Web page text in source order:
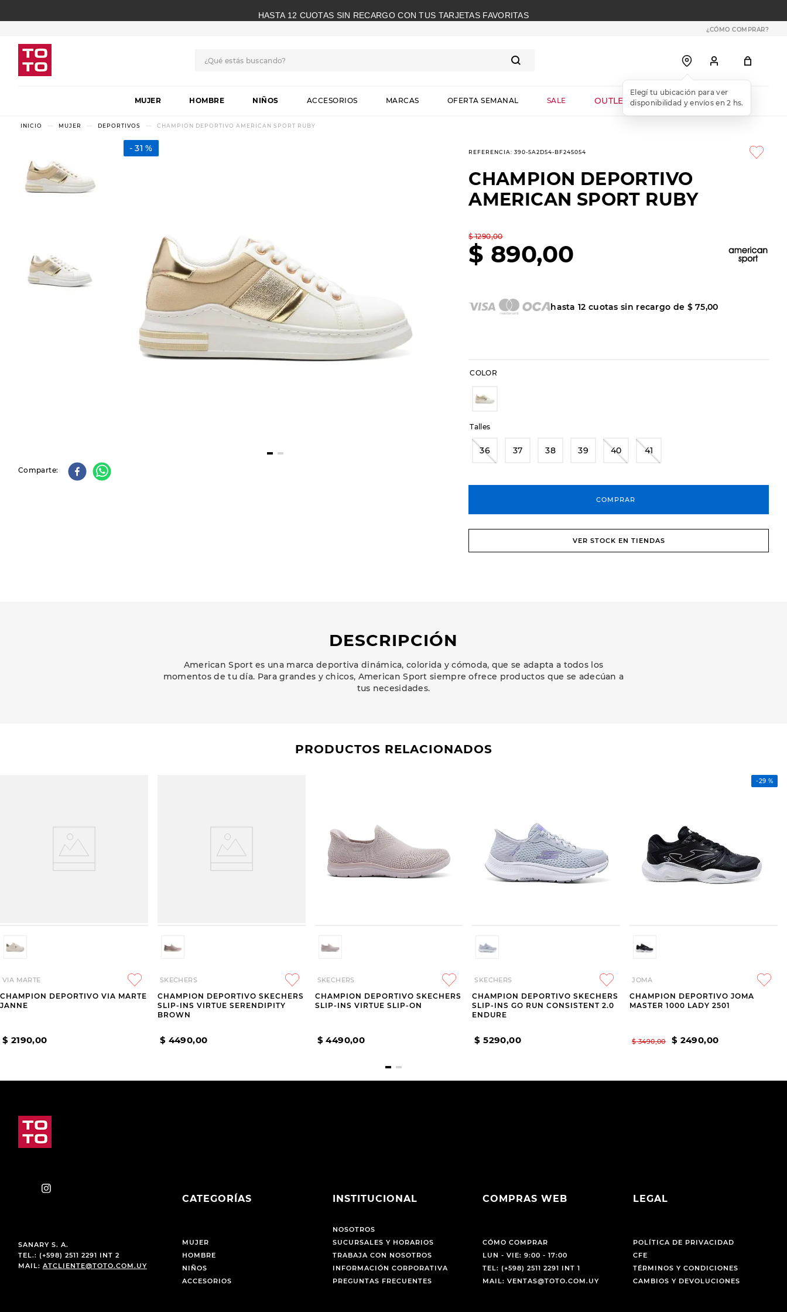
HASTA 12 CUOTAS SIN RECARGO CON TUS TARJETAS FAVORITAS
¿CÓMO COMPRAR?
MUJER HOMBRE NIÑOS ACCESORIOS MARCAS OFERTA SEMANAL SALE OUTLET WEB
MUJER DEPORTIVOS CHAMPION DEPORTIVO AMERICAN SPORT RUBY
31 %
Comparte
REFERENCIA:390-5A2D54-BF245054
CHAMPION DEPORTIVO
AMERICAN SPORT RUBY
$ 1290,00
$ 890,00
hasta12 cuotas sin recargo de $ 75,00
COLOR
Talles
36 37 38 39 40 41
COMPRAR
VER STOCK EN TIENDAS
DESCRIPCIÓN
American Sport es una marca deportiva dinámica, colorida y cómoda, que se adapta a todos los
momentos de tu día. Para grandes y chicos, American Sport siempre ofrece productos que se adecúan a
tus necesidades.
PRODUCTOS RELACIONADOS
VIA MARTE
CHAMPION DEPORTIVO VIA MARTE
JANNE
$ 2190,00
SKECHERS
CHAMPION DEPORTIVO SKECHERS
SLIP-INS VIRTUE SERENDIPITY
BROWN
$ 4490,00
SKECHERS
CHAMPION DEPORTIVO SKECHERS
SLIP-INS VIRTUE SLIP-ON
$ 4490,00
SKECHERS
CHAMPION DEPORTIVO SKECHERS
SLIP-INS GO RUN CONSISTENT 2.0
ENDURE
$ 5290,00
-29 %
JOMA
CHAMPION DEPORTIVO JOMA
MASTER 1000 LADY 2501
$ 3490,00 $ 2490,00
SANARY S. A.
TEL.: (+598) 2511 2291 INT 2
MAIL: ATCLIENTE@TOTO.COM.UY
CATEGORÍAS
MUJER
HOMBRE
NIÑOS
ACCESORIOS
INSTITUCIONAL
NOSOTROS
SUCURSALES Y HORARIOS
TRABAJA CON NOSOTROS
INFORMACIÓN CORPORATIVA
PREGUNTAS FRECUENTES
COMPRAS WEB
CÓMO COMPRAR
LUN - VIE: 9:00 - 17:00
TEL: (+598) 2511 2291 INT 1
MAIL: VENTAS@TOTO.COM.UY
LEGAL
POLÍTICA DE PRIVACIDAD
CFE
TÉRMINOS Y CONDICIONES
CAMBIOS Y DEVOLUCIONES
1.
botas
.
skechers
3.
.
hitec
9.
slip-ins
10
botas dama